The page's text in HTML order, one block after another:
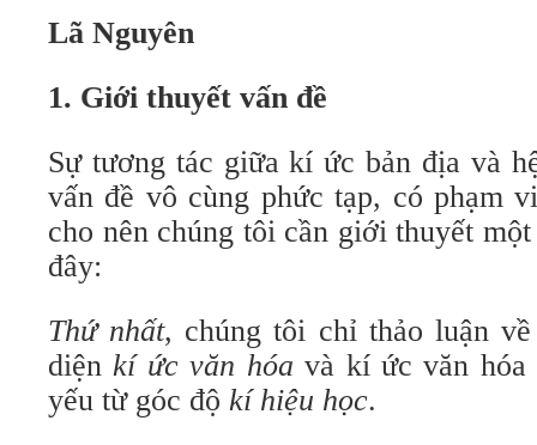
Lã Nguyên
1. Giới thuyết vấn đề
Sự tương tác giữa kí ức bản địa và
vấn đề vô cùng phức tạp, có phạm
cho nên chúng tôi cần giới thuyết
đây:
Thứ nhất, chúng tôi chỉ thảo luận
diện kí ức văn hóa và kí ức văn
yếu từ góc độ kí hiệu học.